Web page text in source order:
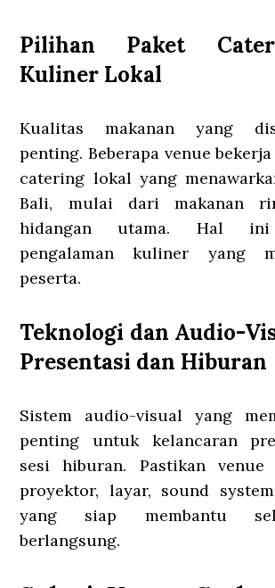
Pilihan Paket
Kuliner Lokal
Kualitas makanan yang
penting. Beberapa venue
catering lokal yang
Bali, mulai dari makanan
hidangan utama. Hal ini
pengalaman kuliner yang
peserta.
Teknologi dan Audio-
Presentasi dan Hiburan
Sistem audio-visual yang
penting untuk kelancaran
sesi hiburan. Pastikan venue
proyektor, layar, sound
yang siap membantu
berlangsung.